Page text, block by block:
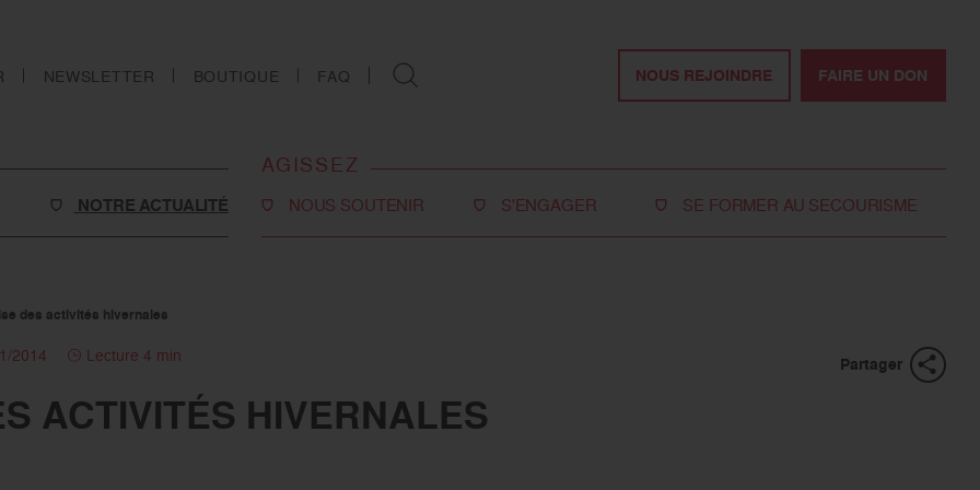
NEWSLETTER BOUTIQUE FAQ NOUS REJOINDRE FAIRE UN DON
NOTRE ACTUALITÉ
AGISSEZ
NOUS SOUTENIR
assurances-vie
S'ENGAGER
SE FORMER AU SECOURISME
des activités hivernales
Partager
2014 Lecture 4 min
ACTIVITÉS HIVERNALES